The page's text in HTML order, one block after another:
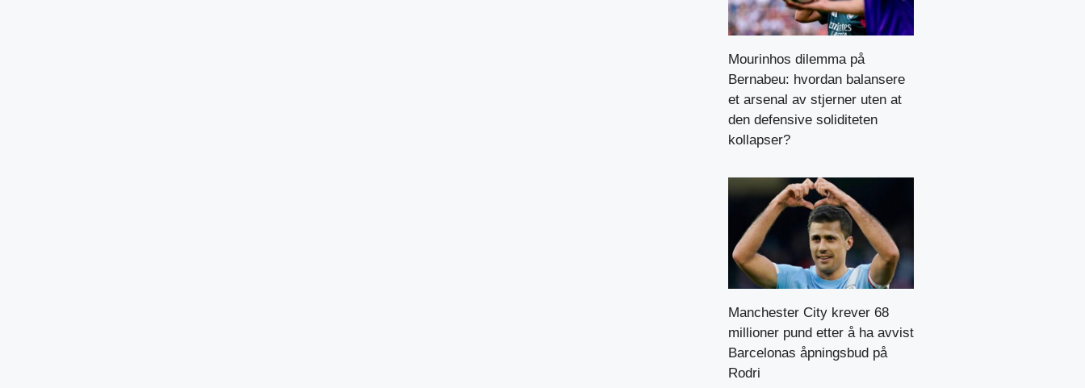
Mourinhos dilemma på
Bernabeu: hvordan balansere
et arsenal av stjerner uten at
den defensive soliditeten
kollapser?
Manchester City krever 68
millioner pund etter å ha avvist
Barcelonas åpningsbud på
Rodri